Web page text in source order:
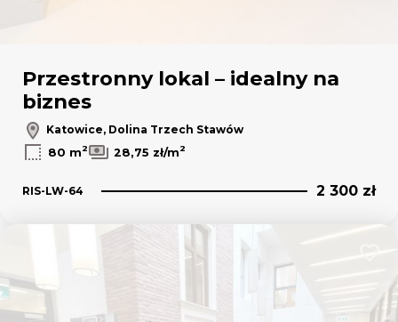
Przestronny lokal – idealny na
biznes
Katowice, Dolina Trzech Stawów
80 m2 28,75 zł/m2
RIS-LW-64 2 300 zł